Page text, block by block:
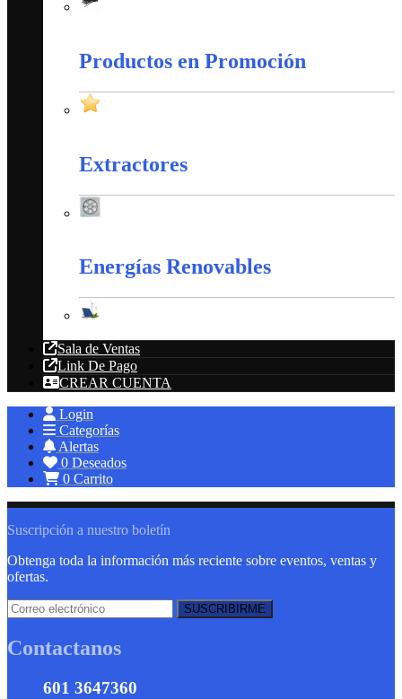
Productos en Promoción
Extractores
Energías Renovables
Sala de Ventas
Link De Pago
CREAR CUENTA
Login
Categorías
Alertas
0 Deseados
0 Carrito
Suscripción a nuestro boletín
Obtenga toda la información más reciente sobre eventos, ventas y
ofertas.
Contactanos
601 3647360